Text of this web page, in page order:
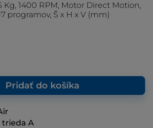
Kg, 1400 RPM, Motor Direct Motion,
programov, Š x H x V (mm)
Pridať do košíka
trieda A